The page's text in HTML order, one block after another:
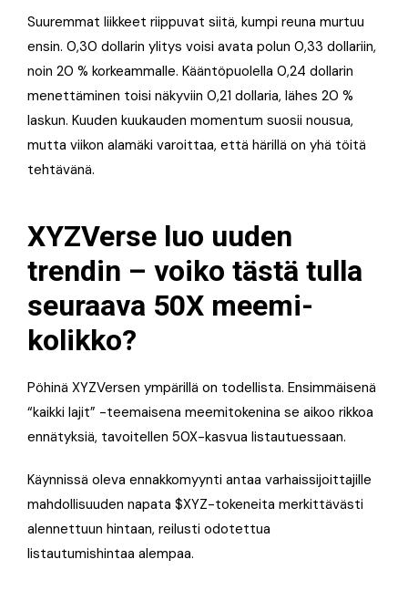
Suuremmat liikkeet riippuvat siitä, kumpi reuna murtuu
ensin. 0,30 dollarin ylitys voisi avata polun 0,33 dollariin,
noin 20 % korkeammalle. Kääntöpuolella 0,24 dollarin
menettäminen toisi näkyviin 0,21 dollaria, lähes 20 %
laskun. Kuuden kuukauden momentum suosii nousua,
mutta viikon alamäki varoittaa, että härillä on yhä töitä
tehtävänä.
XYZVerse luo uuden
trendin – voiko tästä tulla
seuraava 50X meemi­
kolikko?
Pöhinä XYZVersen ympärillä on todellista. Ensimmäisenä
“kaikki lajit” -teemaisena meemi­tokenina se aikoo rikkoa
ennätyksiä, tavoitellen 50X-kasvua listautuessaan.
Käynnissä oleva ennakkomyynti antaa varhaissijoittajille
mahdollisuuden napata $XYZ-tokeneita merkittävästi
alennettuun hintaan, reilusti odotettua
listautumishintaa alempaa.